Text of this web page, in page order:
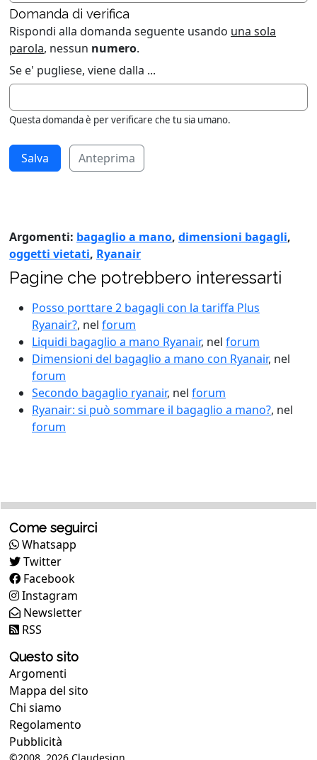
Domanda di verifica
Rispondi alla domanda seguente usando una sola
parola, nessun numero.
Se e' pugliese, viene dalla ...
Questa domanda è per verificare che tu sia umano.
Anteprima
Argomenti: bagaglio a mano, dimensioni bagagli,
oggetti vietati, Ryanair
Pagine che potrebbero interessarti
Posso porttare 2 bagagli con la tariffa Plus
Ryanair?, nel forum
Liquidi bagaglio a mano Ryanair, nel forum
Dimensioni del bagaglio a mano con Ryanair, nel
forum
Secondo bagaglio ryanair, nel forum
Ryanair: si può sommare il bagaglio a mano?, nel
forum
Come seguirci
Whatsapp
Twitter
Facebook
Instagram
Newsletter
RSS
Questo sito
Argomenti
Mappa del sito
Chi siamo
Regolamento
Pubblicità